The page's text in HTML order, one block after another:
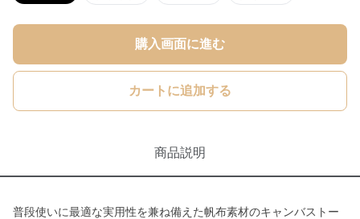
購入画面に進む
カートに追加する
商品説明
普段使いに最適な実用性を兼ね備えた帆布素材のキャンバストー